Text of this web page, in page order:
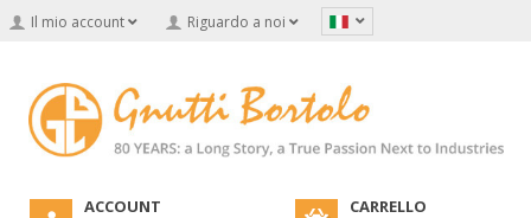
Il mio account Riguardo a noi
ACCOUNT
CARRELLO